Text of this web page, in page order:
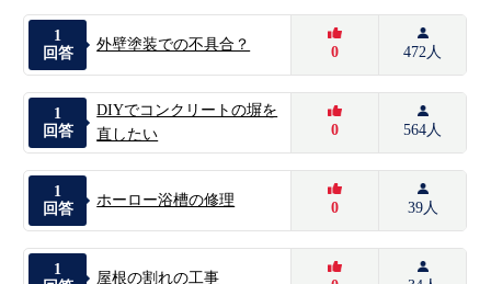
1
回答
外壁塗装での不具合？ 0 472人
1
回答
DIYでコンクリートの塀を
直したい
0 564人
1
回答
ホーロー浴槽の修理 0 39人
1
屋根の割れの工事